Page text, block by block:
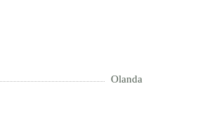
Olanda